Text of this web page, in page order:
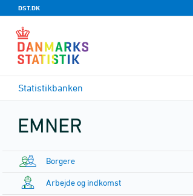
DST.DK
Statistikbanken
EMNER
Borgere
Arbejde og indkomst